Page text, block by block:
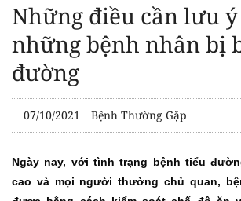
Những điều cần lưu
những bệnh nhân bị
đường
07/10/2021 Bệnh Thường Gặp
Ngày nay, với tình trạng bệnh tiểu
cao và mọi người thường chủ quan,